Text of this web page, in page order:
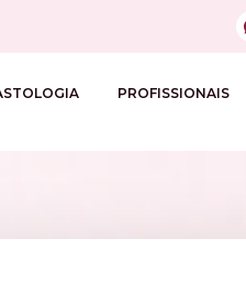
PROFISSIONAIS